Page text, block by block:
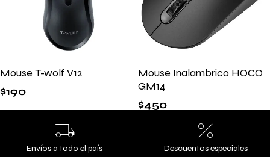
Mouse T-wolf V12
$190
Mouse Inalambrico HOCO
GM14
$450
Envíos a todo el país Descuentos especiales